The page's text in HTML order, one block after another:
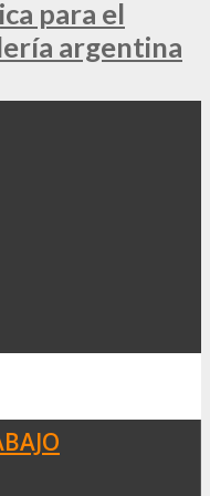
para el
argentina